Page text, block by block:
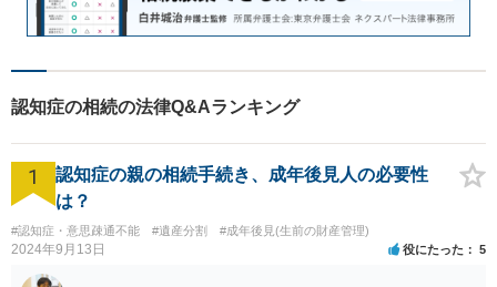
認知症の相続の法律Q&Aランキング
1
認知症の親の相続手続き、成年後見人の必要性
は？
#認知症・意思疎通不能 #遺産分割 #成年後見(生前の財産管理)
2024年9月13日 役にたった 5